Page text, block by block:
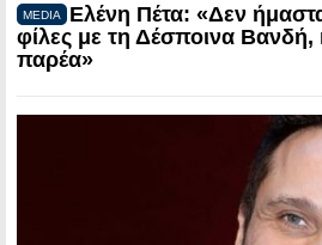
MEDIA
Ελένη Πέτα: «Δεν
φίλες με τη Δέσποινα
παρέα»